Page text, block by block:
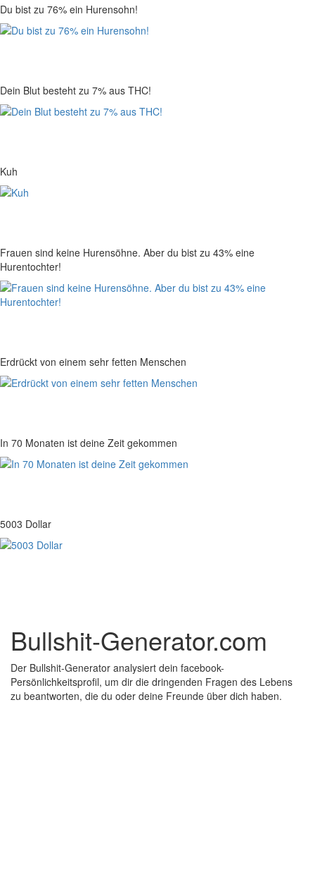
Du bist zu 76% ein Hurensohn!
Dein Blut besteht zu 7% aus THC!
Kuh
Frauen sind keine Hurensöhne. Aber du bist zu 43% eine
Hurentochter!
Erdrückt von einem sehr fetten Menschen
In 70 Monaten ist deine Zeit gekommen
5003 Dollar
Bullshit-Generator.com
Der Bullshit-Generator analysiert dein facebook-
Persönlichkeitsprofil, um dir die dringenden Fragen des Lebens
zu beantworten, die du oder deine Freunde über dich haben.